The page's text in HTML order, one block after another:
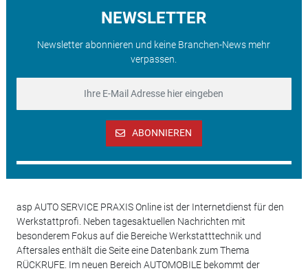
NEWSLETTER
Newsletter abonnieren und keine Branchen-News mehr
verpassen.
ABONNIEREN
asp AUTO SERVICE PRAXIS Online ist der Internetdienst für den
Werkstattprofi. Neben tagesaktuellen Nachrichten mit
besonderem Fokus auf die Bereiche Werkstatttechnik und
Aftersales enthält die Seite eine Datenbank zum Thema
RÜCKRUFE. Im neuen Bereich AUTOMOBILE bekommt der